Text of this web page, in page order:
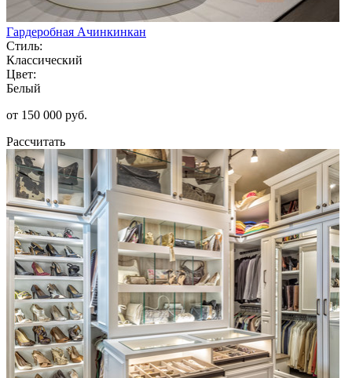
Гардеробная Ачинкинкан
Стиль:
Классический
Цвет:
Белый
от 150 000 руб.
Рассчитать